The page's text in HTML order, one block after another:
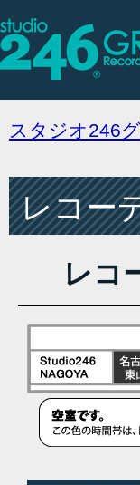
スタジオ246
レコー
レコ